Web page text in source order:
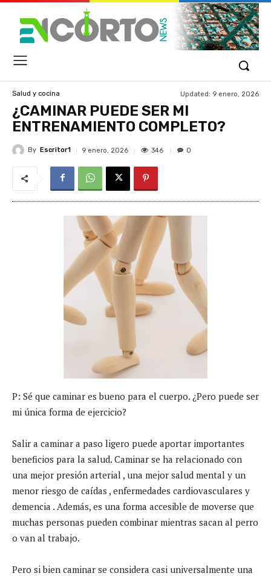
Salud y cocina Updated: 9 enero, 2026
¿CAMINAR PUEDE SER MI
ENTRENAMIENTO COMPLETO?
By Escritor1 9 enero, 2026 346 0
P: Sé que caminar es bueno para el cuerpo. ¿Pero puede ser
mi única forma de ejercicio?
Salir a caminar a paso ligero puede aportar importantes
beneficios para la salud. Caminar se ha relacionado con
una mejor presión arterial , una mejor salud mental y un
menor riesgo de caídas , enfermedades cardiovasculares y
demencia . Además, es una forma accesible de moverse que
muchas personas pueden combinar mientras sacan al perro
o van al trabajo.
Pero si bien caminar se considera casi universalmente una